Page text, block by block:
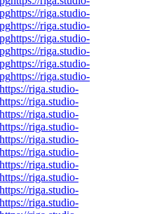
https://riga.studio-
https://riga.studio-
https://riga.studio-
https://riga.studio-
https://riga.studio-
https://riga.studio-
https://riga.studio-
https://riga.studio-
https://riga.studio-
https://riga.studio-
https://riga.studio-
https://riga.studio-
https://riga.studio-
https://riga.studio-
https://riga.studio-
https://riga.studio-